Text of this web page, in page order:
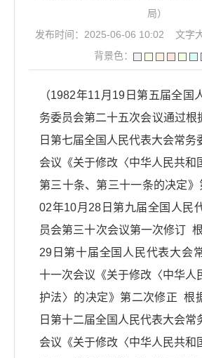
局）
发布时间：2025-06-06 10:02
文字
背景色：
（1982年11月19日第五届全国
务委员会第二十五次会议通过根
日第七届全国人民代表大会常务
会议《关于修改〈中华人民共和
第三十条、第三十一条的决定
02年10月28日第九届全国人民
员会第三十次会议第一次修订
29日第十届全国人民代表大会
十一次会议《关于修改〈中华人
护法〉的决定》第二次修正 根
日第十二届全国人民代表大会常
会议《关于修改〈中华人民共和